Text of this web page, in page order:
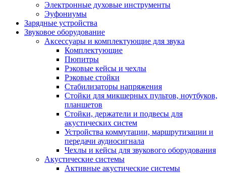
Электронные духовые инструменты
Эуфониумы
Зарядные устройства
Звуковое оборудование
Аксессуары и комплектующие для звука
Комплектующие
Пюпитры
Рэковые кейсы и чехлы
Рэковые стойки
Стабилизаторы напряжения
Стойки для микшерных пультов, ноутбуков,
планшетов
Стойки, держатели и подвесы для
акустических систем
Устройства коммутации, маршрутизации и
передачи аудиосигнала
Чехлы и кейсы для звукового оборудования
Акустические системы
Активные акустические системы